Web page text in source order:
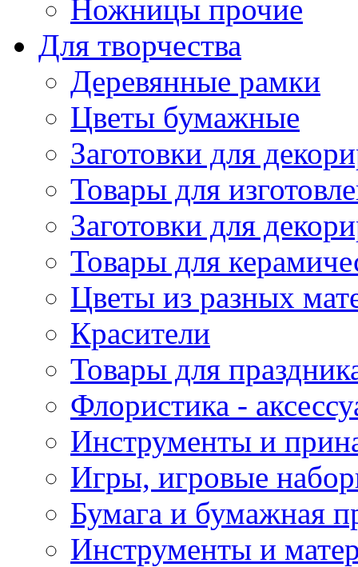
Ножницы прочие
Для творчества
Деревянные рамки
Цветы бумажные
Заготовки для
Товары для
Заготовки для
Товары для
Цветы из разных
Красители
Товары для
Флористика -
Инструменты и
Игры, игровые
Бумага и бумажная
Инструменты и